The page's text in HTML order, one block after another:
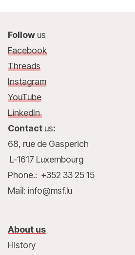
Follow us
Facebook
Threads
Instagram
YouTube
LinkedIn
Contact us:
68, rue de Gasperich
L-1617 Luxembourg
Phone.: +352 33 25 15
Mail: info@msf.lu
About us
History